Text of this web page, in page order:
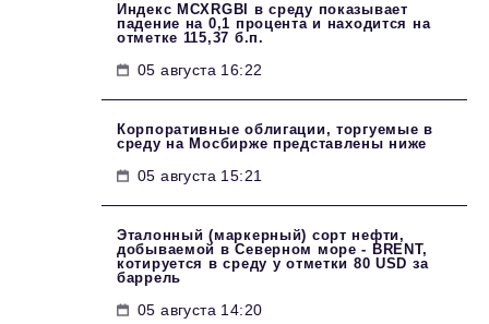
Индекс MCXRGBI в среду показывает
падение на 0,1 процента и находится на
отметке 115,37 б.п.
05 августа 16:22
Корпоративные облигации, торгуемые в
среду на Мосбирже представлены ниже
05 августа 15:21
Эталонный (маркерный) сорт нефти,
добываемой в Северном море - BRENT,
котируется в среду у отметки 80 USD за
баррель
05 августа 14:20